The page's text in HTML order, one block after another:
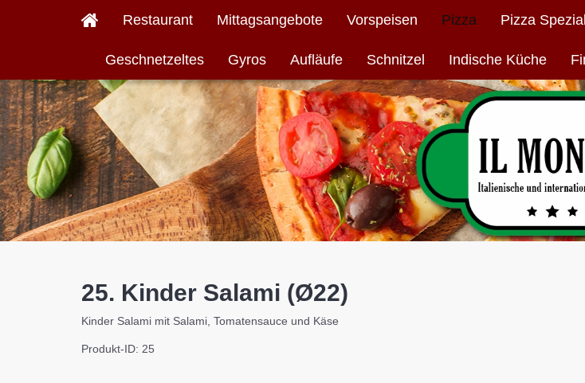
Restaurant Mittagsangebote Vorspeisen Pizza Pizza
Geschnetzeltes Gyros Aufläufe Schnitzel Indische Küche
25. Kinder Salami (Ø22)
Kinder Salami mit Salami, Tomatensauce und Käse
Produkt-ID: 25